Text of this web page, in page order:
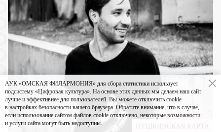
ПУШКИНСКАЯ КАРТА
АУК «ОМСКАЯ ФИЛАРМОНИЯ» для сбора статистики использует
подсистему «Цифровая культура». На основе этих данных мы делаем наш сайт
лучше и эффективнее для пользователей. Вы можете отключить cookie
в настройках безопасности вашего браузера. Обратите внимание, что в случае,
если использование сайтом файлов cookie отключено, некоторые возможности
и услуги сайта могут быть недоступны.